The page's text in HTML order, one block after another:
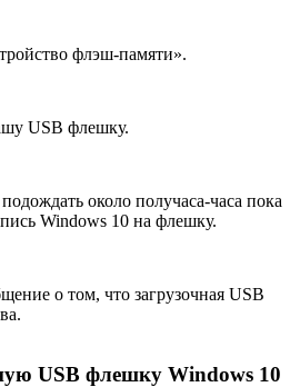
флэш-памяти».
USB флешку.
около получаса-часа пока
Windows 10 на флешку.
о том, что загрузочная USB
USB флешку Windows 10